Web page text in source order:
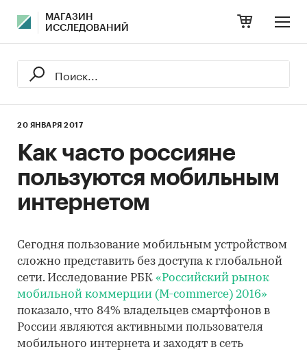
МАГАЗИН
ИССЛЕДОВАНИЙ
20 ЯНВАРЯ 2017
Как часто россияне
пользуются мобильным
интернетом
Сегодня пользование мобильным устройством
сложно представить без доступа к глобальной
сети. Исследование РБК «Российский рынок
мобильной коммерции (M-commerce) 2016»
показало, что 84% владельцев смартфонов в
России являются активными пользователя
мобильного интернета и заходят в сеть